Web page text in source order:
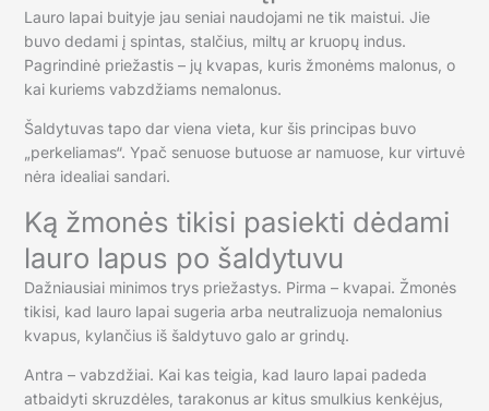
Lauro lapai buityje jau seniai naudojami ne tik maistui. Jie
buvo dedami į spintas, stalčius, miltų ar kruopų indus.
Pagrindinė priežastis – jų kvapas, kuris žmonėms malonus, o
kai kuriems vabzdžiams nemalonus.
Šaldytuvas tapo dar viena vieta, kur šis principas buvo
„perkeliamas“. Ypač senuose butuose ar namuose, kur virtuvė
nėra idealiai sandari.
Ką žmonės tikisi pasiekti dėdami
lauro lapus po šaldytuvu
Dažniausiai minimos trys priežastys. Pirma – kvapai. Žmonės
tikisi, kad lauro lapai sugeria arba neutralizuoja nemalonius
kvapus, kylančius iš šaldytuvo galo ar grindų.
Antra – vabzdžiai. Kai kas teigia, kad lauro lapai padeda
atbaidyti skruzdėles, tarakonus ar kitus smulkius kenkėjus,